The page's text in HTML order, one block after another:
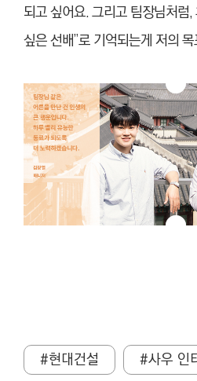
되고 싶어요. 그리고 팀장님처럼
싶은 선배”로 기억되는게 저의
#현대건설
#사우 인